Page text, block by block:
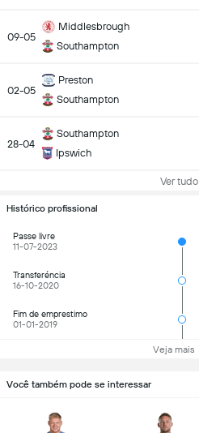
09-05
Middlesbrough
Southampton
02-05
Preston
Southampton
28-04
Southampton
Ipswich
Ver tudo
Histórico profissional
Passe livre
11-07-2023
Transferéncia
16-10-2020
Fim de emprestimo
01-01-2019
Veja mais
Você também pode se interessar